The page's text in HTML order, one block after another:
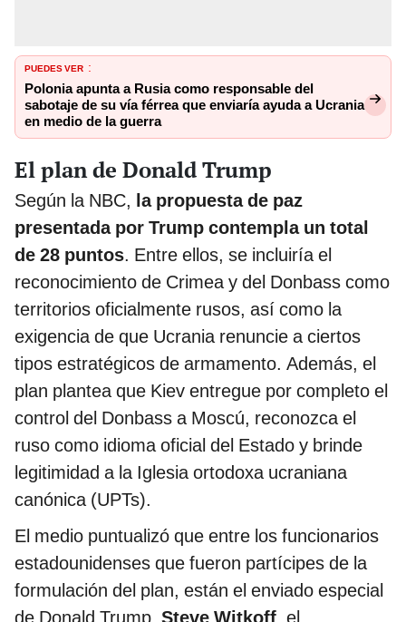
PUEDES VER :
Polonia apunta a Rusia como responsable del
sabotaje de su vía férrea que enviaría ayuda a Ucrania
en medio de la guerra
El plan de Donald Trump
Según la NBC, la propuesta de paz
presentada por Trump contempla un total
de 28 puntos. Entre ellos, se incluiría el
reconocimiento de Crimea y del Donbass como
territorios oficialmente rusos, así como la
exigencia de que Ucrania renuncie a ciertos
tipos estratégicos de armamento. Además, el
plan plantea que Kiev entregue por completo el
control del Donbass a Moscú, reconozca el
ruso como idioma oficial del Estado y brinde
legitimidad a la Iglesia ortodoxa ucraniana
canónica (UPTs).
El medio puntualizó que entre los funcionarios
estadounidenses que fueron partícipes de la
formulación del plan, están el enviado especial
de Donald Trump, Steve Witkoff , el